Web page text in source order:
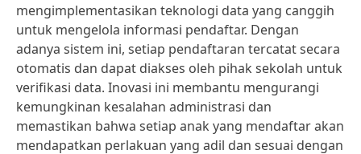
mengimplementasikan teknologi data yang canggih
untuk mengelola informasi pendaftar. Dengan
adanya sistem ini, setiap pendaftaran tercatat secara
otomatis dan dapat diakses oleh pihak sekolah untuk
verifikasi data. Inovasi ini membantu mengurangi
kemungkinan kesalahan administrasi dan
memastikan bahwa setiap anak yang mendaftar akan
mendapatkan perlakuan yang adil dan sesuai dengan